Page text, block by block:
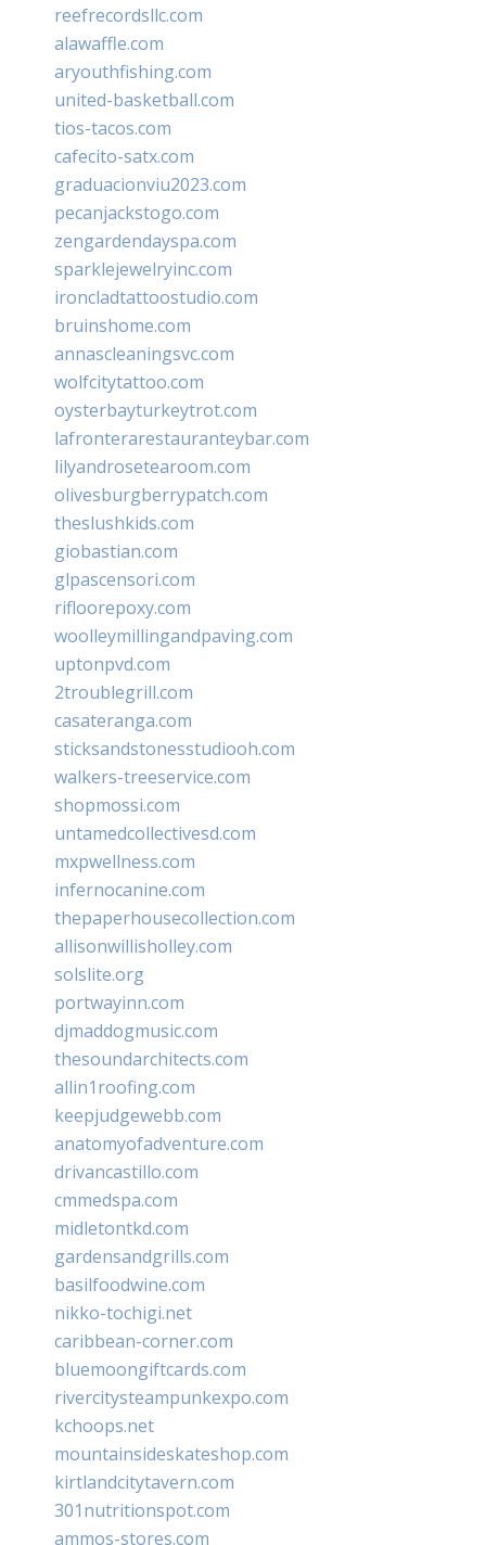
reefrecordsllc.com
alawaffle.com
aryouthfishing.com
united-basketball.com
tios-tacos.com
cafecito-satx.com
graduacionviu2023.com
pecanjackstogo.com
zengardendayspa.com
sparklejewelryinc.com
ironcladtattoostudio.com
bruinshome.com
annascleaningsvc.com
wolfcitytattoo.com
oysterbayturkeytrot.com
lafronterarestauranteybar.com
lilyandrosetearoom.com
olivesburgberrypatch.com
theslushkids.com
giobastian.com
glpascensori.com
rifloorepoxy.com
woolleymillingandpaving.com
uptonpvd.com
2troublegrill.com
casateranga.com
sticksandstonesstudiooh.com
walkers-treeservice.com
shopmossi.com
untamedcollectivesd.com
mxpwellness.com
infernocanine.com
thepaperhousecollection.com
allisonwillisholley.com
solslite.org
portwayinn.com
djmaddogmusic.com
thesoundarchitects.com
allin1roofing.com
keepjudgewebb.com
anatomyofadventure.com
drivancastillo.com
cmmedspa.com
midletontkd.com
gardensandgrills.com
basilfoodwine.com
nikko-tochigi.net
caribbean-corner.com
bluemoongiftcards.com
rivercitysteampunkexpo.com
kchoops.net
mountainsideskateshop.com
kirtlandcitytavern.com
301nutritionspot.com
ammos-stores.com